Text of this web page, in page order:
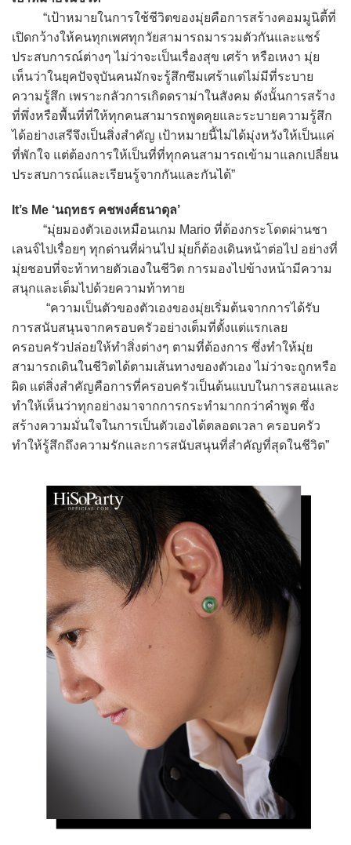
“เป้าหมายในการใช้ชีวิตของมุ่ยคือการสร้างคอมมูนิตี้ที่
เปิดกว้างให้คนทุกเพศทุกวัยสามารถมารวมตัวกันและแชร์
ประสบการณ์ต่างๆ ไม่ว่าจะเป็นเรื่องสุข เศร้า หรือเหงา มุ่ย
เห็นว่าในยุคปัจจุบันคนมักจะรู้สึกซึมเศร้าแต่ไม่มีที่ระบาย
ความรู้สึก เพราะกลัวการเกิดดราม่าในสังคม ดังนั้นการสร้าง
ที่พึ่งหรือพื้นที่ที่ให้ทุกคนสามารถพูดคุยและระบายความรู้สึก
ได้อย่างเสรีจึงเป็นสิ่งสำคัญ เป้าหมายนี้ไม่ได้มุ่งหวังให้เป็นแค่
ที่พักใจ แต่ต้องการให้เป็นที่ที่ทุกคนสามารถเข้ามาแลกเปลี่ยน
ประสบการณ์และเรียนรู้จากกันและกันได้”
It’s Me ‘นฤทธร คชพงศ์ธนาดุล’
“มุ่ยมองตัวเองเหมือนเกม Mario ที่ต้องกระโดดผ่านชา
เลนจ์ไปเรื่อยๆ ทุกด่านที่ผ่านไป มุ่ยก็ต้องเดินหน้าต่อไป อย่างที่
มุ่ยชอบที่จะท้าทายตัวเองในชีวิต การมองไปข้างหน้ามีความ
สนุกและเต็มไปด้วยความท้าทาย
“ความเป็นตัวของตัวเองของมุ่ยเริ่มต้นจากการได้รับ
การสนับสนุนจากครอบครัวอย่างเต็มที่ตั้งแต่แรกเลย
ครอบครัวปล่อยให้ทำสิ่งต่างๆ ตามที่ต้องการ ซึ่งทำให้มุ่ย
สามารถเดินในชีวิตได้ตามเส้นทางของตัวเอง ไม่ว่าจะถูกหรือ
ผิด แต่สิ่งสำคัญคือการที่ครอบครัวเป็นต้นแบบในการสอนและ
ทำให้เห็นว่าทุกอย่างมาจากการกระทำมากกว่าคำพูด ซึ่ง
สร้างความมั่นใจในการเป็นตัวเองได้ตลอดเวลา ครอบครัว
ทำให้รู้สึกถึงความรักและการสนับสนุนที่สำคัญที่สุดในชีวิต”